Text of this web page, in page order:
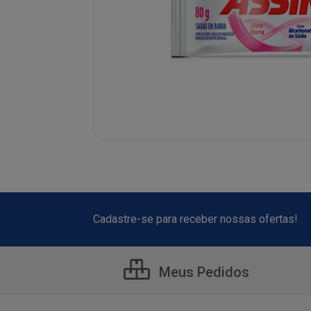
Cadastre-se para receber nossas ofertas!
Meus Pedidos